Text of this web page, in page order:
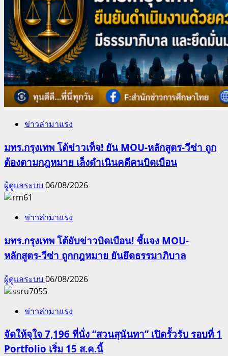
ข่าวล่ามาแรง
มทร.กรุงเทพ โต้ข่าวเท็จ! ยัน MOU-หลักสูตร-วีซ่า ถูก
ต้องตามกฎหมาย เล็งดำเนินคดีคนบิดเบือน
ผู้ดูแลระบบ 06/08/2026
ข่าวล่ามาแรง
มทร.กรุงเทพ โต้ยับข่าวบิดเบือน! ชี้แจง MOU-
หลักสูตร-วีซ่า ถูกกฎหมาย ยันยึดธรรมาภิบาล
ผู้ดูแลระบบ 06/08/2026
ข่าวล่ามาแรง
จัดให้จุใจ 7,196 ที่นั่ง “สวนสุนันทา” เปิดรั้วรับ รอบที่ 1
Portfolio เริ่ม 15 ส.ค.นี้